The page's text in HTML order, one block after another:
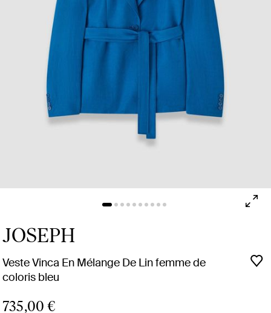
JOSEPH
Veste Vinca En Mélange De Lin femme de
coloris bleu
735,00 €